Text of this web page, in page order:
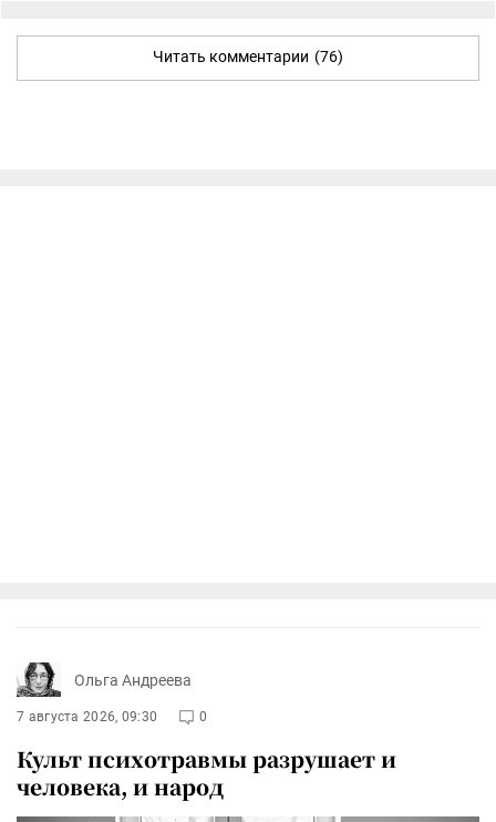
Читать комментарии (76)
Ольга Андреева
7 августа 2026, 09:30 0
Культ психотравмы разрушает и
человека, и народ